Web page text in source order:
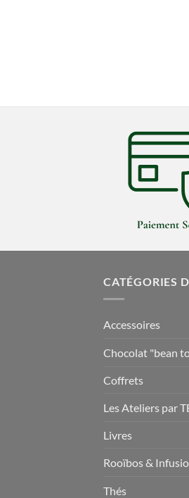
CATÉGORIES
Accessoires
Chocolat "bean
Coffrets
Les Ateliers par
Livres
Rooïbos &
Thés